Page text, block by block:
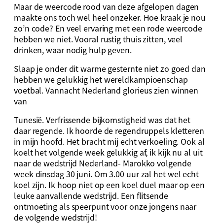
Maar de weercode rood van deze afgelopen dagen
maakte ons toch wel heel onzeker. Hoe kraak je nou
zo’n code? En veel ervaring met een rode weercode
hebben we niet. Vooral rustig thuis zitten, veel
drinken, waar nodig hulp geven.
Slaap je onder dit warme gesternte niet zo goed dan
hebben we gelukkig het wereldkampioenschap
voetbal. Vannacht Nederland glorieus zien winnen
van
Tunesië. Verfrissende bijkomstigheid was dat het
daar regende. Ik hoorde de regendruppels kletteren
in mijn hoofd. Het bracht mij echt verkoeling. Ook al
koelt het volgende week gelukkig af, ik kijk nu al uit
naar de wedstrijd Nederland- Marokko volgende
week dinsdag 30 juni. Om 3.00 uur zal het wel echt
koel zijn. Ik hoop niet op een koel duel maar op een
leuke aanvallende wedstrijd. Een flitsende
ontmoeting als speerpunt voor onze jongens naar
de volgende wedstrijd!